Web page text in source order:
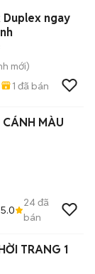
Duplex ngay
mới)
1 đã bán
MÀU
5.0
24đã
bán
TRANG 1